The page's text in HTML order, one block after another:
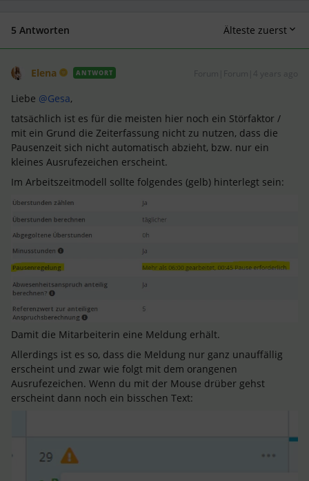
5 Antworten Älteste zuerst
Elena ANTWORT
Liebe @Gesa,
tatsächlich ist es für die meisten hier noch ein Störfaktor /
mit ein Grund die Zeiterfassung nicht zu nutzen, dass die
Pausenzeit sich nicht automatisch abzieht, bzw. nur ein
kleines Ausrufezeichen erscheint.
Im Arbeitszeitmodell sollte folgendes (gelb) hinterlegt sein:
Damit die Mitarbeiterin eine Meldung erhält.
Allerdings ist es so, dass die Meldung nur ganz unauffällig
erscheint und zwar wie folgt mit dem orangenen
Ausrufezeichen. Wenn du mit der Mouse drüber gehst
erscheint dann noch ein bisschen Text: